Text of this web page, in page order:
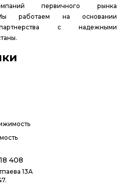
первичного рынка
работаем на основании
с надежными
408
13А